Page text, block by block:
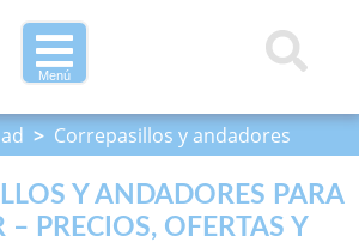
Menú
> Correpasillos y andadores
Y ANDADORES PARA
– PRECIOS, OFERTAS Y